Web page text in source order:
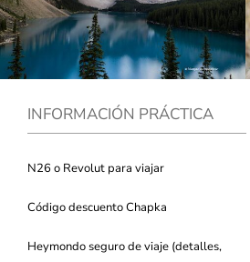
INFORMACIÓN PRÁCTICA
N26 o Revolut para viajar
Código descuento Chapka
Heymondo seguro de viaje (detalles,